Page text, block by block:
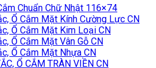
Chuẩn Chữ Nhật 116×74
Ổ Cắm Mặt Kính Cường Lực CN
Ổ Cắm Mặt Kim Loại CN
Ổ Cắm Mặt Vân Gỗ CN
Ổ Cắm Mặt Nhựa CN
Ổ CẮM TRÀN VIỀN CN